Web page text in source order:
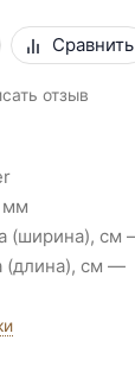
Сравнить
отзыв
мм
(ширина), см
(длина), см